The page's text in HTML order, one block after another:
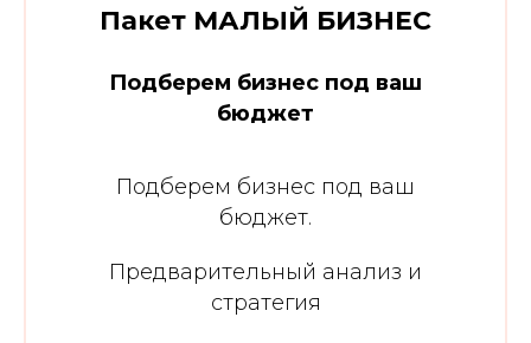
Пакет МАЛЫЙ БИЗНЕС
Подберем бизнес под ваш
бюджет
Подберем бизнес под ваш
бюджет.
Предварительный анализ и
стратегия